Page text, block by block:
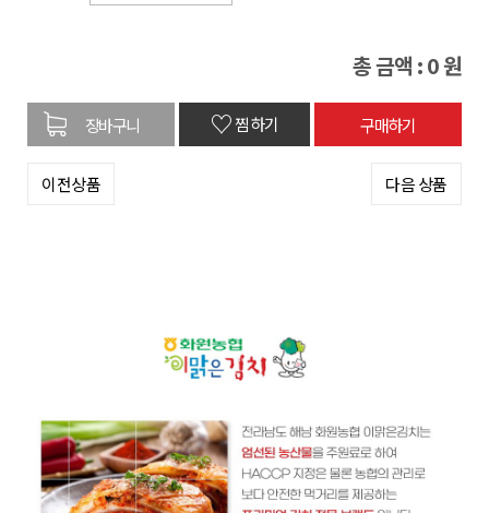
총 금액 :0원
♡찜하기
이전상품 다음 상품